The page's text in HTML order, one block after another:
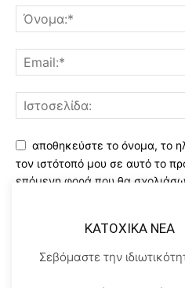
αποθηκεύστε το όνομα, το
τον ιστότοπό μου σε αυτό το
επόμενη φορά που θα σχολιάσω.
Χρησιμοποιώντας αυτό το
αποθήκευση και χειρισμό
τον ιστότοπο..Διαβάστε του
μας*
KATOXIKA NEA
Σεβόμαστε την